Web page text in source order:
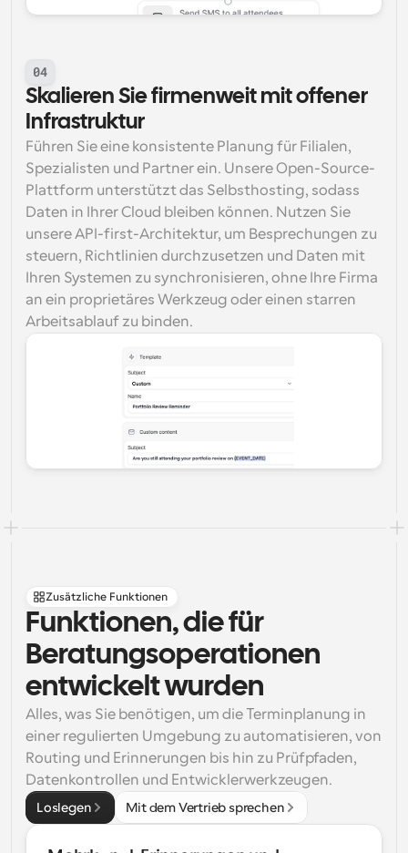
04
Skalieren Sie firmenweit mit offener
Infrastruktur
Führen Sie eine konsistente Planung für Filialen,
Spezialisten und Partner ein. Unsere Open-Source-
Plattform unterstützt das Selbsthosting, sodass
Daten in Ihrer Cloud bleiben können. Nutzen Sie
unsere API-first-Architektur, um Besprechungen zu
steuern, Richtlinien durchzusetzen und Daten mit
Ihren Systemen zu synchronisieren, ohne Ihre Firma
an ein proprietäres Werkzeug oder einen starren
Arbeitsablauf zu binden.
Zusätzliche Funktionen
Funktionen, die für
Beratungsoperationen
entwickelt wurden
Alles, was Sie benötigen, um die Terminplanung in
einer regulierten Umgebung zu automatisieren, von
Routing und Erinnerungen bis hin zu Prüfpfaden,
Datenkontrollen und Entwicklerwerkzeugen.
Loslegen Mit dem Vertrieb sprechen